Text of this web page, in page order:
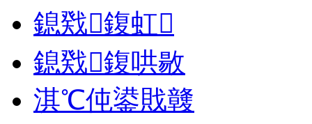
鎴戣鍑虹
鎴戣鍑哄敭
淇℃伅鍙戝竷